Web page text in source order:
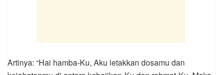
Artinya: “Hai hamba-Ku, Aku letakkan dosamu dan